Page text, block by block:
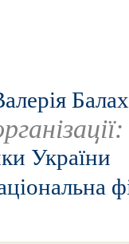
України